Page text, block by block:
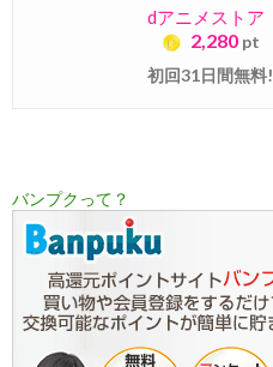
dアニメストア
2,280 pt
初回31日間無料!
バンプクって？